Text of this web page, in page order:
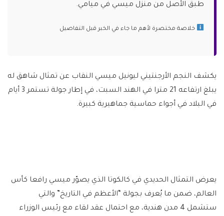
طبق الأصل من منزل ميسي في ميامي.
خلاصة مختصرة لأهم ما جاء في الخبر قبل التفاصيل
يكشف النجم الأرجنتيني ليونيل ميسي النقاب عن تمثال شاهق له
يبلغ ارتفاعه 21 مترا في الهند السبت، في إطار جولة تستمر 3 أيام
في البلاد في أجواء حماسية جماهيرية كبيرة.
يعرض التمثال الحديدي في كالكوتا الذي يصوّر ميسي رافعا كأس
العالم، ضمن ما يُعرف بجولة “الأعظم في التاريخ” والتي
ستشمل 4 مدن هندية، مع احتمال عقد لقاء مع رئيس الوزراء